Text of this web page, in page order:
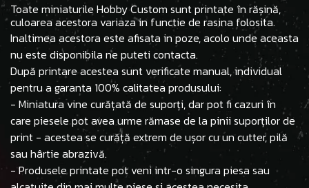
Toate miniaturile Hobby Custom sunt printate în rășină,
culoarea acestora variaza in functie de rasina folosita.
Inaltimea acestora este afisata in poze, acolo unde aceasta
nu este disponibila ne puteti contacta.
După printare acestea sunt verificate manual, individual
pentru a garanta 100% calitatea produsului:
- Miniatura vine curățată de suporți, dar pot fi cazuri în
care piesele pot avea urme rămase de la pinii suporților de
print - acestea se curăță extrem de ușor cu un cutter, pilă
sau hârtie abrazivă.
- Produsele printate pot veni intr-o singura piesa sau